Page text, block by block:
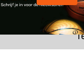
&